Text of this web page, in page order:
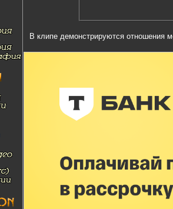
В клипе демонстрируются отношения